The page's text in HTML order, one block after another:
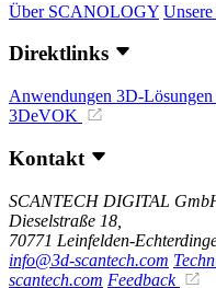
Über SCANOLOGY
Direktlinks
Anwendungen 3D-Lösungen
3DeVOK
Kontakt
SCANTECH DIGITAL
Dieselstraße 18,
70771 Leinfelden-
info@3d-scantech.com
scantech.com Feedback